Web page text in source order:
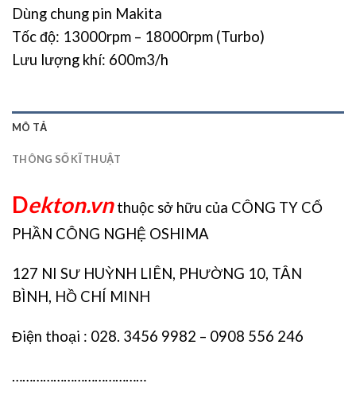
Dùng chung pin Makita
Tốc độ: 13000rpm – 18000rpm (Turbo)
Lưu lượng khí: 600m3/h
MÔ TẢ
THÔNG SỐ KĨ THUẬT
Dekton.vnthuộc sở hữu của CÔNG TY CỔ
PHẦN CÔNG NGHỆ OSHIMA
127 NI SƯ HUỲNH LIÊN, PHƯỜNG 10, TÂN
BÌNH, HỒ CHÍ MINH
Điện thoại : 028. 3456 9982 – 0908 556 246
…………………………………